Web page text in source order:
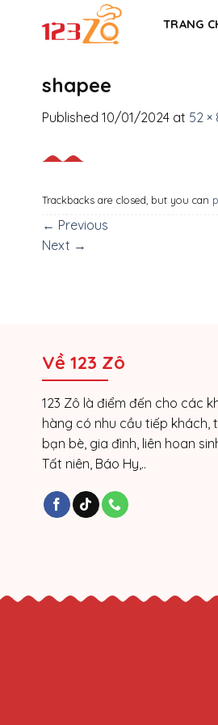
TRANG
shapee
Published 10/01/2024 at 52 ×
Trackbacks are closed, but you can
← Previous
Next →
Về 123 Zô
123 Zô là điểm đến cho các
hàng có nhu cầu tiếp khách,
bạn bè, gia đình, liên hoan
Tất niên, Báo Hy,..